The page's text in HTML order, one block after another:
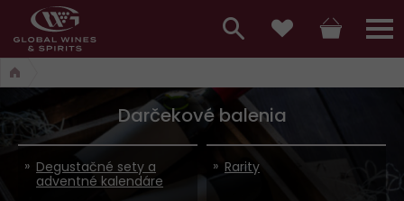
Hlavní
menu,
košík,
vyhledávání,
přihlášení
a
Darčekové balenia
Degustačné sety a
adventné kalendáre
Rarity